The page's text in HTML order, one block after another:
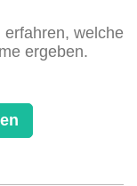
erfahren, welche
ergeben.